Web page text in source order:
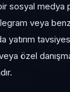
sosyal medya
veya
yatırım
özel
yoğunluğu
Risk: